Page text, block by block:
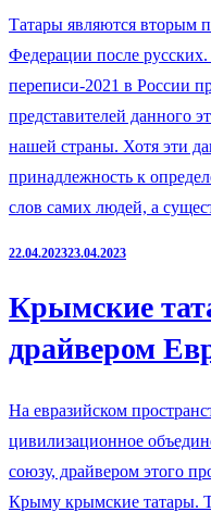
Татары являются вторым
Федерации после
переписи-2021 в России
представителей данного
нашей страны. Хотя эти
принадлежность к
слов самих людей, а
22.04.202323.04.2023
Крымские
драйвером
На евразийском
цивилизационное
союзу, драйвером этого
Крыму крымские татары.